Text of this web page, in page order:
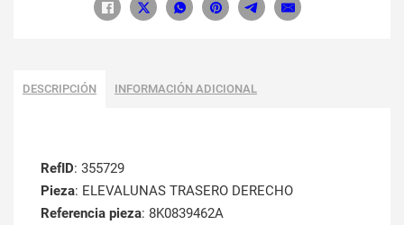
DESCRIPCIÓN INFORMACIÓN ADICIONAL
RefID: 355729
Pieza: ELEVALUNAS TRASERO DERECHO
Referencia pieza: 8K0839462A